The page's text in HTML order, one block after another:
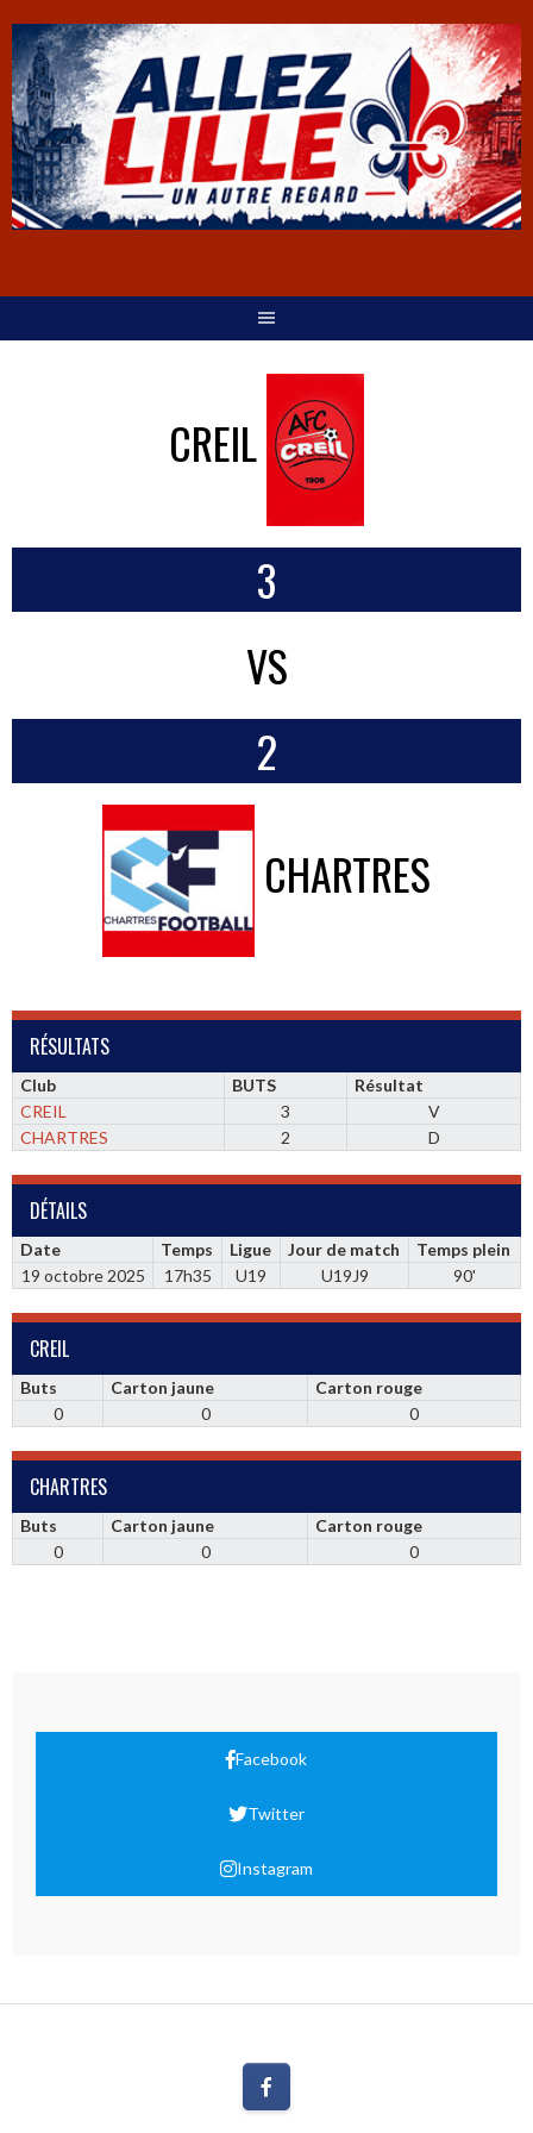
CREIL
3
VS
2
CHARTRES
RÉSULTATS
Club BUTS
Résultat
CREIL
3
V
CHARTRES
2 D
DÉTAILS
Date Temps Ligue Jour de match
Temps plein
19 octobre 2025
17h35 U19 U19J9 90'
CREIL
Buts Carton jaune
Carton rouge
0
0 0
CHARTRES
Buts Carton jaune
Carton rouge
0
0 0
Facebook
Twitter
Instagram